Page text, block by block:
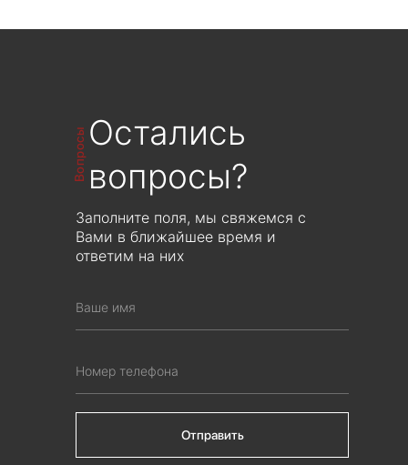
ВопросыОстались
вопросы?
Отправить
Заполните поля, мы свяжемся с
Вами в ближайшее время и
ответим на них